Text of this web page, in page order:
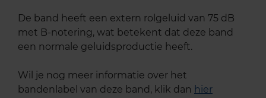
De band heeft een extern rolgeluid van 75 dB
met B-notering, wat betekent dat deze band
een normale geluidsproductie heeft.
Wil je nog meer informatie over het
bandenlabel van deze band, klik dan hier